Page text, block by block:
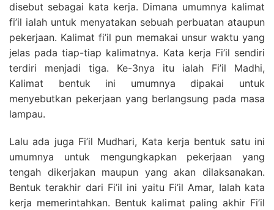
disebut sebagai kata kerja. Dimana umumnya kalimat
fi’il ialah untuk menyatakan sebuah perbuatan ataupun
pekerjaan. Kalimat fi’il pun memakai unsur waktu yang
jelas pada tiap-tiap kalimatnya. Kata kerja Fi’il sendiri
terdiri menjadi tiga. Ke-3nya itu ialah Fi’il Madhi,
Kalimat bentuk ini umumnya dipakai untuk
menyebutkan pekerjaan yang berlangsung pada masa
lampau.
Lalu ada juga Fi’il Mudhari, Kata kerja bentuk satu ini
umumnya untuk mengungkapkan pekerjaan yang
tengah dikerjakan maupun yang akan dilaksanakan.
Bentuk terakhir dari Fi’il ini yaitu Fi’il Amar, Ialah kata
kerja memerintahkan. Bentuk kalimat paling akhir Fi’il